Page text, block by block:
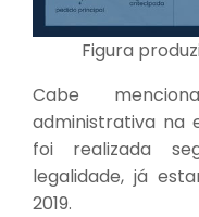
Figura
Cabe
administrativa na
foi realizada
legalidade, já
2019.